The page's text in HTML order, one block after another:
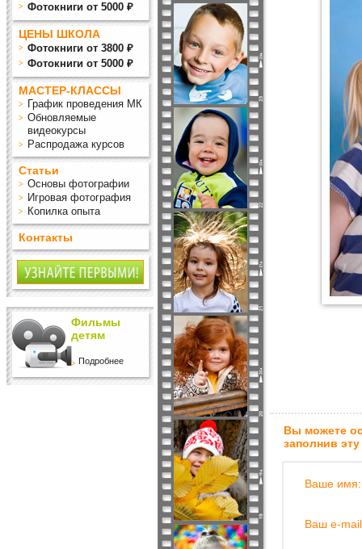
Фотокниги от 5000 ₽
ЦЕНЫ ШКОЛА
Фотокниги от 3800 ₽
Фотокниги от 5000 ₽
МАСТЕР-КЛАССЫ
График проведения МК
Обновляемые
видеокурсы
Распродажа курсов
Статьи
Основы фотографии
Игровая фотография
Копилка опыта
Контакты
Фильмы
детям
Подробнее
Вы можете
заполнив
Ваше имя:
Ваш e-